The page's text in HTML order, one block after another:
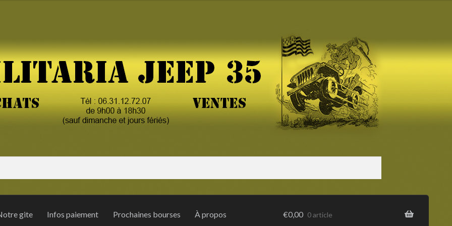
gite Infos paiement Prochaines bourses À propos €0,00 0 article